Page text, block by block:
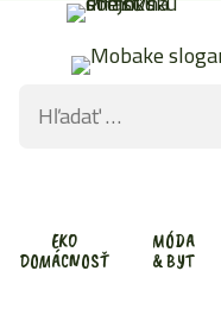
Preskočiť
obsah
EKO
DOMÁCNOSŤ
MÓDA
& BYT
Hľadať: